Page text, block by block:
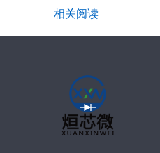
相关阅读